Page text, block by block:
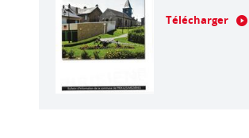
Télécharger